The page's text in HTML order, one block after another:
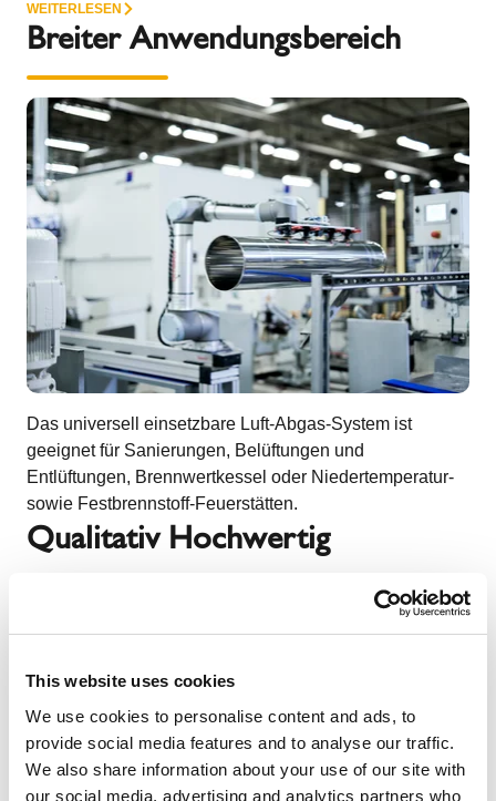
This website uses cookies
We use cookies to personalise content and ads, to
provide social media features and to analyse our traffic.
We also share information about your use of our site with
our social media, advertising and analytics partners who
WEITERLESEN
Breiter Anwendungsbereich
Das universell einsetzbare Luft-Abgas-System ist
geeignet für Sanierungen, Belüftungen und
Entlüftungen, Brennwertkessel oder Niedertemperatur-
sowie Festbrennstoff-Feuerstätten.
Qualitativ Hochwertig